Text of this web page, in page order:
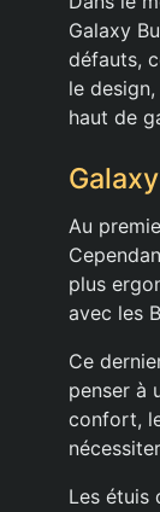
Galaxy
défauts,
le
haut de
Au
plus
avec les
Ce
penser à
confort,
Les étuis